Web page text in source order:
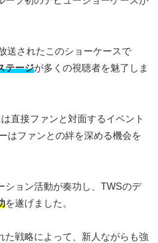
送されたこのショーケースで
テージが多くの視聴者を魅了しま
直接ファンと対面するイベント
はファンとの絆を深める機会を
ション活動が奏功し、TWSのデ
を遂げました。
た戦略によって、新人ながらも強